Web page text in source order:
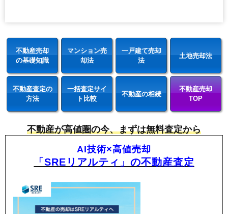
不動産売却
の基礎知識
マンション売
却法
一戸建て売却
法
土地売却法
不動産査定の
方法
一括査定サイ
ト比較
不動産の相続
不動産売却
TOP
不動産が高値圏の今、まずは無料査定から
AI技術×高値売却
「SREリアルティ」の不動産査定